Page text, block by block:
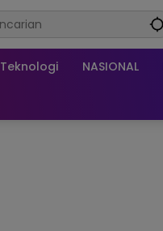
Teknologi NASIONAL